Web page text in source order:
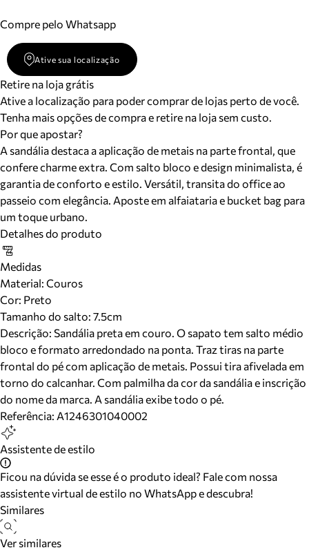
Compre pelo Whatsapp
Ative sua localização
Retire na loja grátis
Ative a localização para poder comprar de lojas perto de você.
Tenha mais opções de compra e retire na loja sem custo.
Por que apostar?
A sandália destaca a aplicação de metais na parte frontal, que
confere charme extra. Com salto bloco e design minimalista, é
garantia de conforto e estilo. Versátil, transita do office ao
passeio com elegância. Aposte em alfaiataria e bucket bag para
um toque urbano.
Detalhes do produto
Medidas
Material: Couros
Cor: Preto
Tamanho do salto: 7.5cm
Descrição: Sandália preta em couro. O sapato tem salto médio
bloco e formato arredondado na ponta. Traz tiras na parte
frontal do pé com aplicação de metais. Possui tira afivelada em
torno do calcanhar. Com palmilha da cor da sandália e inscrição
do nome da marca. A sandália exibe todo o pé.
Referência: A1246301040002
Assistente de estilo
Ficou na dúvida se esse é o produto ideal? Fale com nossa
assistente virtual de estilo no WhatsApp e descubra!
Similares
Ver similares